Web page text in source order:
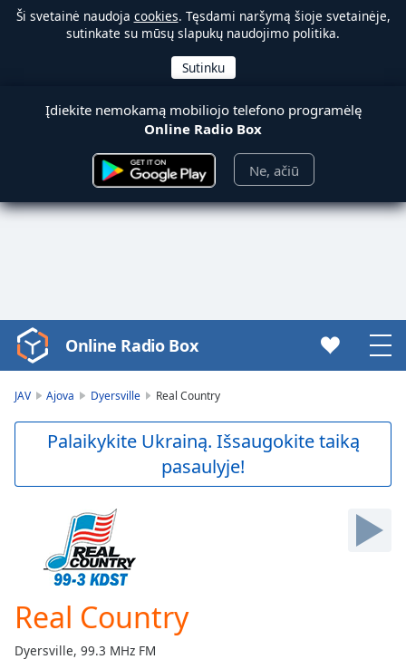
Ši svetainė naudoja cookies. Tęsdami naršymą šioje svetainėje,
sutinkate su mūsų slapukų naudojimo politika.
Įdiekite nemokamą mobiliojo telefono programėlę
Online Radio Box
Ne, ačiū
Video
Player
Skip
Current
Loaded:
Online Radio Box
JAV Ajova Dyersville Real Country
Palaikykite Ukrainą. Išsaugokite taiką
pasaulyje!
Real Country
Dyersville, 99.3 MHz FM